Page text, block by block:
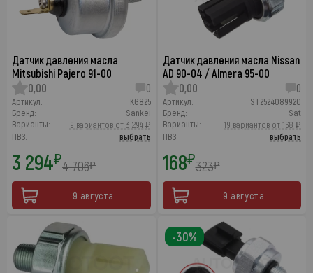
Датчик давления масла
Mitsubishi Pajero 91-00
0,00
0
Артикул:
KG825
Бренд:
Sankei
Варианты:
9 вариантов от 3 294 ₽
ПВЗ:
выбрать
3 294₽4 706₽
9 августа
Датчик давления масла Nissan
AD 90-04 / Almera 95-00
0,00
0
Артикул:
ST2524089920
Бренд:
Sat
Варианты:
19 вариантов от 168 ₽
ПВЗ:
выбрать
168₽323₽
9 августа
-30%